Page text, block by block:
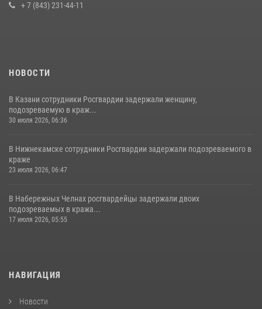
10 июля 2026, 12:50
+ 7 (843) 231-44-11
НОВОСТИ
В Казани сотрудники Росгвардии задержали женщину,
подозреваемую в краж...
30 июля 2026, 06:36
В Нижнекамске сотрудники Росгвардии задержали подозреваемого в
краже
23 июля 2026, 06:47
В Набережных Челнах росгвардейцы задержали двоих
подозреваемых в кража...
17 июля 2026, 05:55
НАВИГАЦИЯ
Новости